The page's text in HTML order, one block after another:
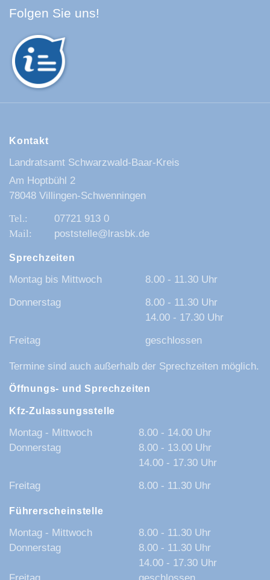
Folgen Sie uns!
Kontakt
Landratsamt Schwarzwald-Baar-Kreis
Am Hoptbühl 2
78048 Villingen-Schwenningen
07721 913 0
poststelle@lrasbk.de
Sprechzeiten
Montag bis Mittwoch
8.00 - 11.30 Uhr
Donnerstag
8.00 - 11.30 Uhr
14.00 - 17.30 Uhr
Freitag
geschlossen
Termine sind auch außerhalb der Sprechzeiten möglich.
Öffnungs- und Sprechzeiten
Kfz-Zulassungsstelle
Montag - Mittwoch
8.00 - 14.00 Uhr
Donnerstag
8.00 - 13.00 Uhr
14.00 - 17.30 Uhr
Freitag
8.00 - 11.30 Uhr
Führerscheinstelle
Montag - Mittwoch
8.00 - 11.30 Uhr
Donnerstag
8.00 - 11.30 Uhr
14.00 - 17.30 Uhr